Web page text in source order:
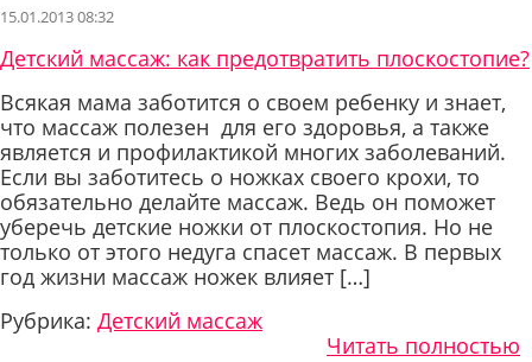
15.01.2013 08:32
Детский массаж: как предотвратить плоскостопие?
Всякая мама заботится о своем ребенку и знает,
что массаж полезен для его здоровья, а также
является и профилактикой многих заболеваний.
Если вы заботитесь о ножках своего крохи, то
обязательно делайте массаж. Ведь он поможет
уберечь детские ножки от плоскостопия. Но не
только от этого недуга спасет массаж. В первых
год жизни массаж ножек влияет […]
Рубрика: Детский массаж
Читать полностью